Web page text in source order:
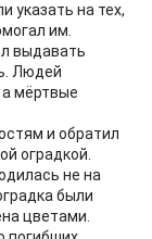
указать на тех,
им.
выдавать
Людей
мёртвые
и обратил
оградкой.
не на
были
цветами.